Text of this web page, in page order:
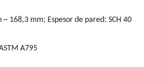
168,3 mm; Espesor de pared: SCH 40
A795